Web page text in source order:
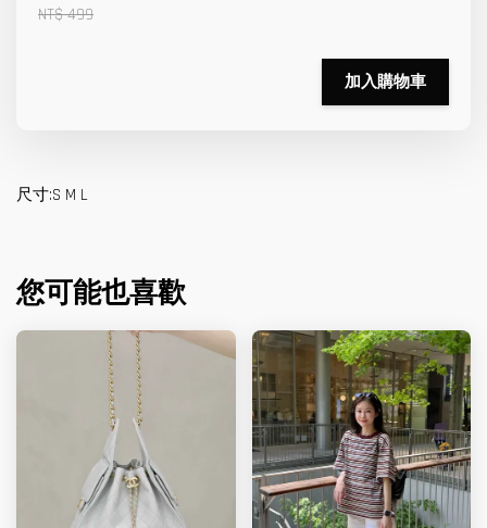
NT$ 499
加入購物車
尺寸:S M L
您可能也喜歡